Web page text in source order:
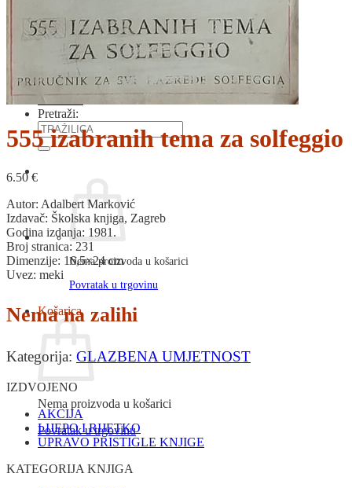
VEDUTE
ZAGREB
ZEMLJOVIDI
Otkup knjiga
O nama
Novosti
AKCIJA
Pretraži:
Nema proizvoda u košarici
Povratak u trgovinu
Košarica
Nema proizvoda u košarici
Povratak u trgovinu
555 izabranih tema za solfeggio
6.50€
Autor: Adalbert Marković
Izdavač: Školska knjiga, Zagreb
Godina izdanja: 1981.
Broj stranica: 231
Dimenzije: 16,5×24 cm
Uvez: meki
Nema na zalihi
Kategorija: GLAZBENA UMJETNOST
IZDVOJENO
AKCIJA
LIJEPO I RIJETKO
UPRAVO PRISTIGLE KNJIGE
KATEGORIJA KNJIGA